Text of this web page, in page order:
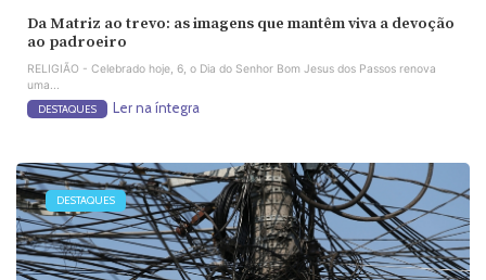
Da Matriz ao trevo: as imagens que mantêm viva a devoção
ao padroeiro
RELIGIÃO - Celebrado hoje, 6, o Dia do Senhor Bom Jesus dos Passos renova
uma...
DESTAQUES Ler na íntegra
DESTAQUES